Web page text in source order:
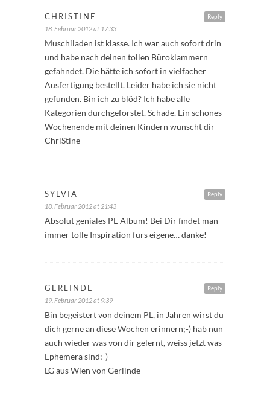
Reply
CHRISTINE
18. Februar 2012 at 17:33
Muschiladen ist klasse. Ich war auch sofort drin
und habe nach deinen tollen Büroklammern
gefahndet. Die hätte ich sofort in vielfacher
Ausfertigung bestellt. Leider habe ich sie nicht
gefunden. Bin ich zu blöd? Ich habe alle
Kategorien durchgeforstet. Schade. Ein schönes
Wochenende mit deinen Kindern wünscht dir
ChriStine
Reply
SYLVIA
18. Februar 2012 at 21:43
Absolut geniales PL-Album! Bei Dir findet man
immer tolle Inspiration fürs eigene… danke!
Reply
GERLINDE
19. Februar 2012 at 9:39
Bin begeistert von deinem PL, in Jahren wirst du
dich gerne an diese Wochen erinnern;-) hab nun
auch wieder was von dir gelernt, weiss jetzt was
Ephemera sind;-)
LG aus Wien von Gerlinde